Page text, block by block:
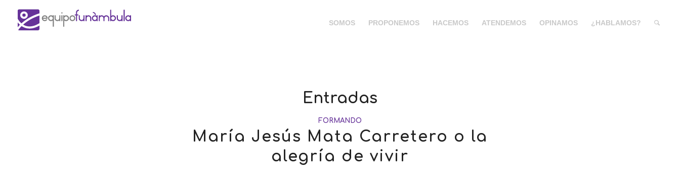
SOMOS PROPONEMOS HACEMOS ATENDEMOS OPINAMOS ¿HABLAMOS?
Entradas
FORMANDO
María Jesús Mata Carretero o la
alegría de vivir